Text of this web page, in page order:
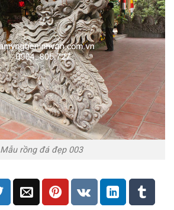
Mẫu rồng đá đẹp 003